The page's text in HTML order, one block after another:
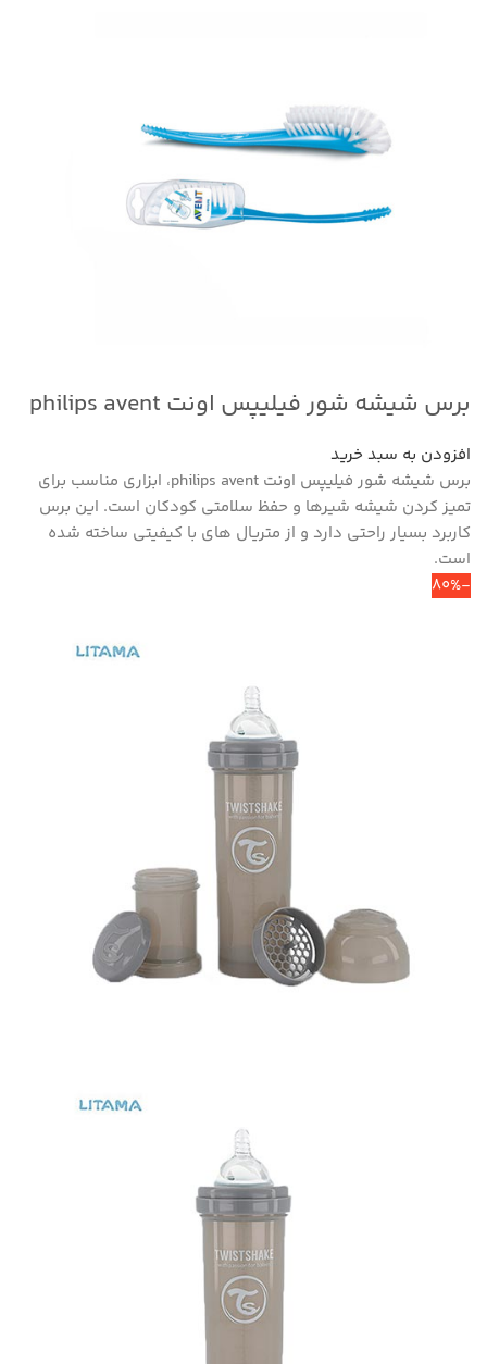
برس شیشه شور فیلیپس اونت philips avent
افزودن به سبد خرید
برس شیشه شور فیلیپس اونت philips avent، ابزاری مناسب برای
تمیز کردن شیشه شیرها و حفظ سلامتی کودکان است. این برس
کاربرد بسیار راحتی دارد و از متریال های با کیفیتی ساخته شده
است.
-80%